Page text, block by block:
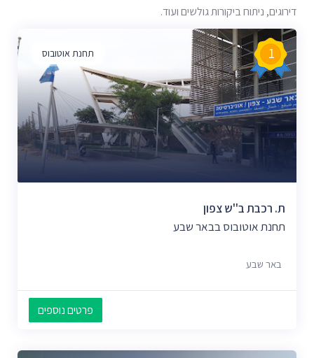
דירוגים, ניתוח ביקורות גולשים ועוד.
תחנת אוטובוס 1
ת. רכבת ב''ש צפון
תחנת אוטובוס בבאר שבע
באר שבע
פרטים נוספים